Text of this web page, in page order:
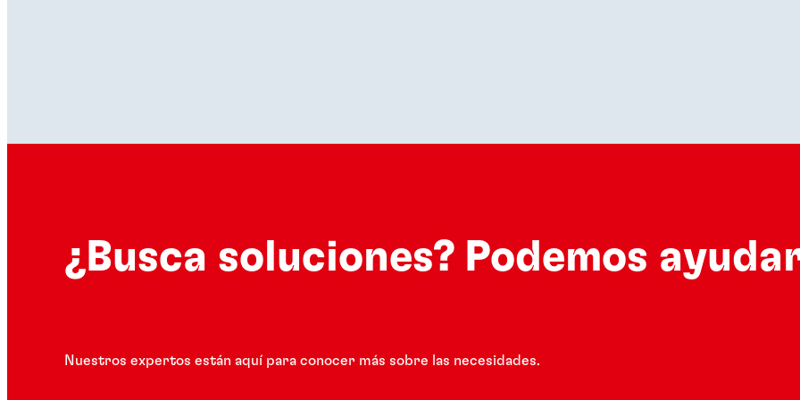
¿Busca soluciones? Podemos
Nuestros expertos están aquí para conocer más sobre las necesidades.